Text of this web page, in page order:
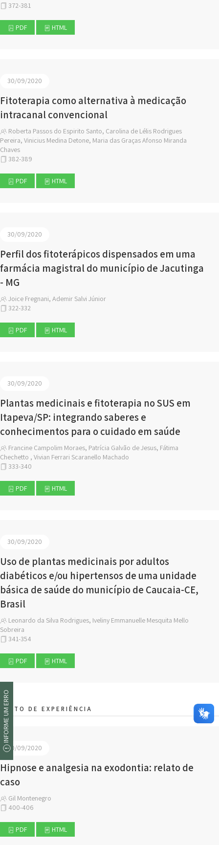
372-381
PDF HTML
30/09/2020
Fitoterapia como alternativa à medicação
intracanal convencional
Roberta Passos do Espirito Santo, Carolina de Lélis Rodrigues
Pereira, Vinicius Medina Detone, Maria das Graças Afonso Miranda
Chaves
382-389
PDF HTML
30/09/2020
Perfil dos fitoterápicos dispensados em uma
farmácia magistral do município de Jacutinga
- MG
Joice Fregnani, Ademir Salvi Júnior
322-332
PDF HTML
30/09/2020
Plantas medicinais e fitoterapia no SUS em
Itapeva/SP: integrando saberes e
conhecimentos para o cuidado em saúde
Francine Campolim Moraes, Patrícia Galvão de Jesus, Fátima
Chechetto , Vivian Ferrari Scaranello Machado
333-340
PDF HTML
30/09/2020
Uso de plantas medicinais por adultos
diabéticos e/ou hipertensos de uma unidade
básica de saúde do município de Caucaia-CE,
Brasil
Leonardo da Silva Rodrigues, Iveliny Emmanuelle Mesquita Mello
Sobreira
341-354
PDF HTML
DE EXPERIÊNCIA
30/09/2020
Hipnose e analgesia na exodontia: relato de
caso
Gil Montenegro
400-406
PDF HTML
INFORME UM ERRO